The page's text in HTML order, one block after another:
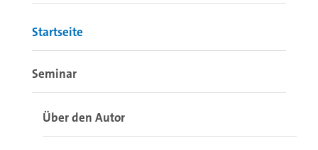
Startseite
Seminar
Über den Autor